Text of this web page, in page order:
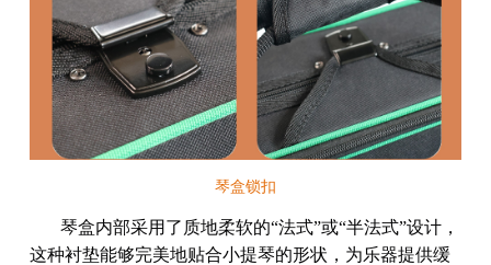
琴盒锁扣
琴盒内部采用了质地柔软的“法式”或“半法式”设计，
这种衬垫能够完美地贴合小提琴的形状，为乐器提供缓